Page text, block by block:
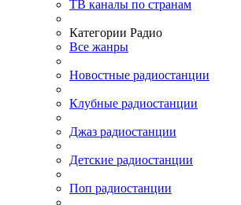
ТВ каналы по странам
Категории Радио
Все жанры
Новостные радиостанции
Клубные радиостанции
Джаз радиостанции
Детские радиостанции
Поп радиостанции